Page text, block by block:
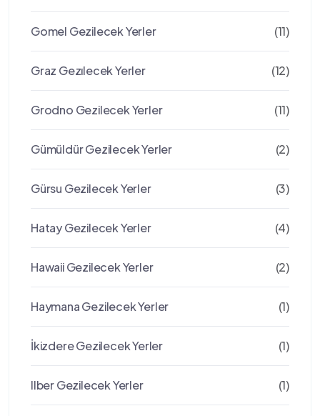
Gomel Gezilecek Yerler (11)
Graz Gezılecek Yerler (12)
Grodno Gezilecek Yerler (11)
Gümüldür Gezilecek Yerler (2)
Gürsu Gezilecek Yerler (3)
Hatay Gezilecek Yerler (4)
Hawaii Gezilecek Yerler (2)
Haymana Gezilecek Yerler (1)
İkizdere Gezilecek Yerler (1)
Ilber Gezilecek Yerler (1)